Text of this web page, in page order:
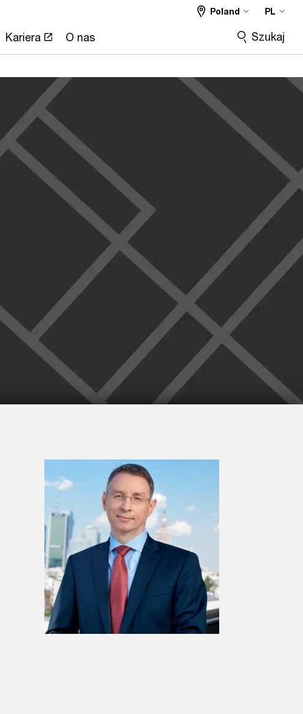
Kariera O nas
Poland PL
Szukaj